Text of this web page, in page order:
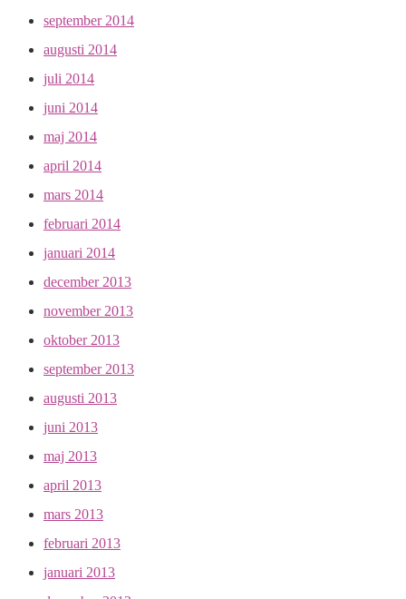
september 2014
augusti 2014
juli 2014
juni 2014
maj 2014
april 2014
mars 2014
februari 2014
januari 2014
december 2013
november 2013
oktober 2013
september 2013
augusti 2013
juni 2013
maj 2013
april 2013
mars 2013
februari 2013
januari 2013